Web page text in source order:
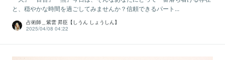
と、穏やかな時間を過ごしてみませんか？信頼できるパート...
占術師＿紫雲 昇臣【しうん しょうしん】
2025/04/08 04:22